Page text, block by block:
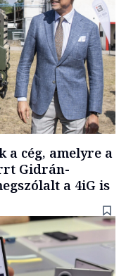
cég, amelyre a
Gidrán-
a 4iG is